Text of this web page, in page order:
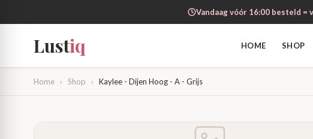
Vandaag vóór 16:00 besteld =
Lustiq HOME SHOP
Home › Shop › Kaylee - Dijen Hoog - A - Grijs